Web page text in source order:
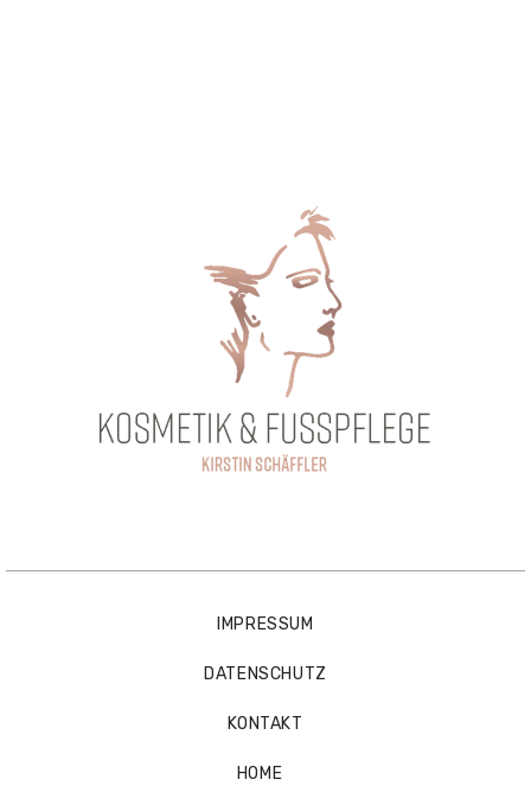
IMPRESSUM
DATENSCHUTZ
KONTAKT
HOME